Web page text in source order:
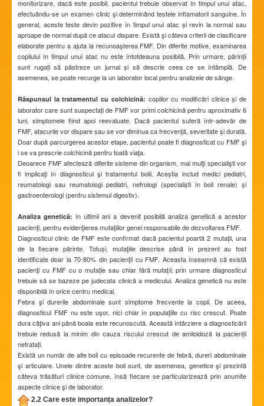
monitorizare, dacă este posibil, pacientul trebuie observat în timpul unui atac,
efectuându-se un examen clinic şi determinând testele inflamatorii sanguine. În
general, aceste teste devin pozitive în timpul unui atac și revin la normal sau
aproape de normal după ce atacul dispare. Există şi câteva criterii de clasificare
elaborate pentru a ajuta la recunoaşterea FMF. Din diferite motive, examinarea
copilului în timpul unui atac nu este întotdeauna posibilă. Prin urmare, părinții
sunt rugați să păstreze un jurnal și să descrie ceea ce se întâmplă. De
asemenea, se poate recurge la un laborator local pentru analizele de sânge.
Răspunsul la tratamentul cu colchicină: copiilor cu modificări clinice și de
laborator care sunt suspectați de FMF vor primi colchicină pentru aproximativ 6
luni, simptomele fiind apoi reevaluate. Dacă pacientul suferă într-adevăr de
FMF, atacurile vor dispare sau se vor diminua ca frecvenţă, severitate și durată.
Doar după parcurgerea acestor etape, pacientul poate fi diagnosticat cu FMF şi
i se va prescrie colchicină pentru toată viaţa.
Deoarece FMF afectează diferite sisteme din organism, mai mulţi specialişti vor
fi implicaţi în diagnosticul şi tratamentul bolii. Aceștia includ medici pediatri,
reumatologi sau reumatologi pediatri, nefrologi (specialiști în boli renale) și
gastroenterologi (pentru sistemul digestiv).
Analiza genetică:în ultimii ani a devenit posibilă analiza genetică a acestor
pacienţi, pentru evidenţierea mutaţiilor genei responsabile de dezvoltarea FMF.
Diagnosticul clinic de FMF este confirmat dacă pacientul poartă 2 mutații, una
de la fiecare părinte. Totuși, mutaţiile descrise până în prezent au fost
identificate doar la 70-80% din pacienţii cu FMF. Aceasta înseamnă că există
pacienţi cu FMF cu o mutație sau chiar fără mutaţii; prin urmare diagnosticul
trebuie să se bazeze pe judecata clinică a medicului. Analiza genetică nu este
disponibilă în orice centru medical.
Febra şi durerile abdominale sunt simptome frecvente la copii. De aceea,
diagnosticul FMF nu este uşor, nici chiar în populaţiile cu risc crescut. Poate
dura câţiva ani până boala este recunoscută. Această întârziere a diagnosticării
trebuie redusă la minim din cauza riscului crescut de amiloidoză la pacienții
netratați.
Există un număr de alte boli cu episoade recurente de febră, dureri abdominale
şi articulare. Unele dintre aceste boli sunt, de asemenea, genetice şi prezintă
câteva trăsături clinice comune, însă fiecare se particularizează prin anumite
aspecte clinice şi de laborator.
2.2 Care este importanța analizelor?